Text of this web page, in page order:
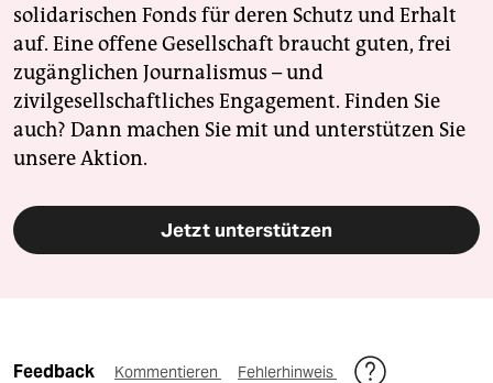
solidarischen Fonds für deren Schutz und Erhalt
auf. Eine offene Gesellschaft braucht guten, frei
zugänglichen Journalismus – und
zivilgesellschaftliches Engagement. Finden Sie
auch? Dann machen Sie mit und unterstützen Sie
unsere Aktion.
Jetzt unterstützen
Feedback Kommentieren Fehlerhinweis